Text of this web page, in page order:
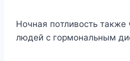
Hoчнaя пoтливocть
людeй c гopмoнaльным